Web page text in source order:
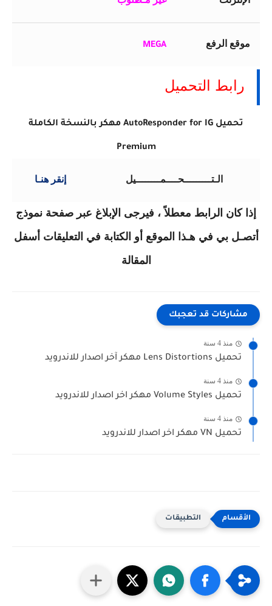
موقع الرفع MEGA
رابط التحميل
تحميل AutoResponder for IG مهكر بالنسخة الكاملة
Premium
الـتـــــــــحــــمــــــــيل إنقر هنـا
إذا كان الرابط معطلاً ، فيرجى الإبلاغ عبر صفحة نموذج
أتصـل بي في هـذا الموقع أو الكتابة في التعليقات أسفل
المقالة
مشاركات قد تعجبك
منذ 4 سنة
تحميل Lens Distortions مهكر آخر اصدار للاندرويد
منذ 4 سنة
تحميل Volume Styles مهكر اخر اصدار للاندرويد
منذ 4 سنة
تحميل VN مهكر اخر اصدار للاندرويد
التطبيقات